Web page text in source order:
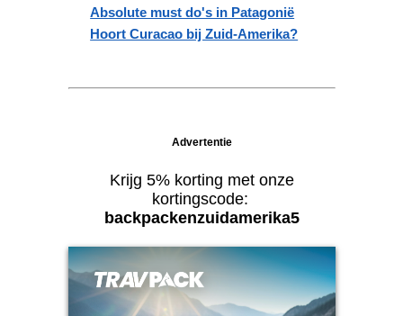
Absolute must do's in Patagonië
Hoort Curacao bij Zuid-Amerika?
Advertentie
Krijg 5% korting met onze
kortingscode:
backpackenzuidamerika5